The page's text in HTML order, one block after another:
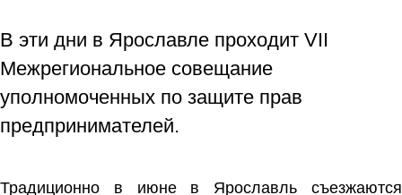
В эти дни в Ярославле проходит VII
Межрегиональное совещание
уполномоченных по защите прав
предпринимателей.
Традиционно в июне в Ярославль съезжаются